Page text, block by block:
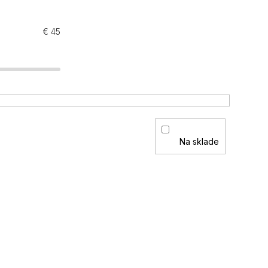
€ 45
Na sklade